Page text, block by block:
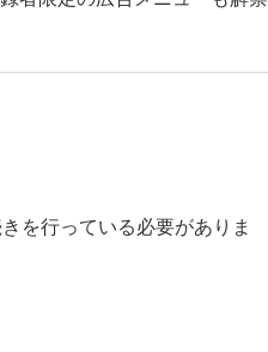
を行っている必要がありま